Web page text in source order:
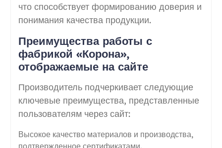
что способствует формированию доверия и
понимания качества продукции.
Преимущества работы с
фабрикой «Корона»,
отображаемые на сайте
Производитель подчеркивает следующие
ключевые преимущества, представленные
пользователям через сайт:
Высокое качество материалов и производства,
подтвержденное сертификатами.